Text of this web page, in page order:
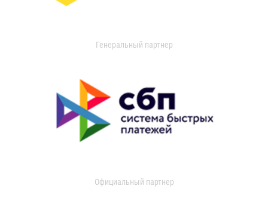
Генеральный партнер
Официальный партнер